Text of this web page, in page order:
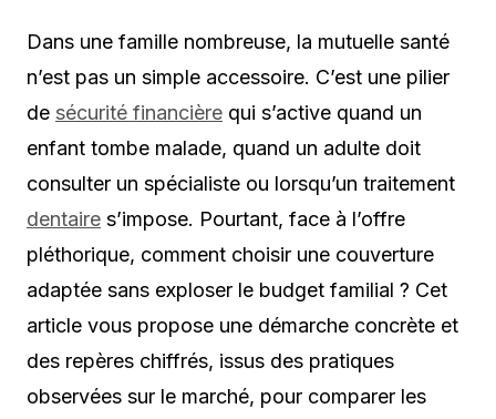
Dans une famille nombreuse, la mutuelle santé
n’est pas un simple accessoire. C’est une pilier
de sécurité financière qui s’active quand un
enfant tombe malade, quand un adulte doit
consulter un spécialiste ou lorsqu’un traitement
dentaire s’impose. Pourtant, face à l’offre
pléthorique, comment choisir une couverture
adaptée sans exploser le budget familial ? Cet
article vous propose une démarche concrète et
des repères chiffrés, issus des pratiques
observées sur le marché, pour comparer les